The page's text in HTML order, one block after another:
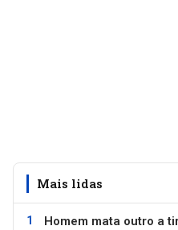
Mais lidas
Homem mata outro a